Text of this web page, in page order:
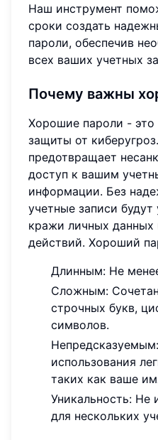
Наш инструмент
сроки создать
пароли, обеспечив
всех ваших учетных
Почему важны
Хорошие пароли - это
защиты от
предотвращает
доступ к вашим
информации. Без
учетные записи
кражи личных данных
действий. Хороший
Длинным: Не
Сложным:
строчных букв,
символов.
использования
таких как ваше
Уникальность: Не
для нескольких